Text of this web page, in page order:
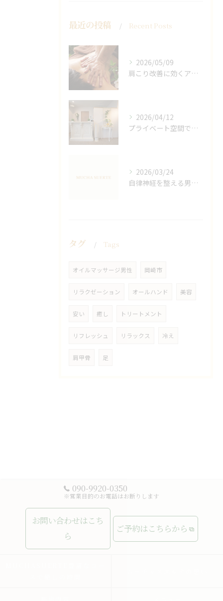
最近の投稿 Recent Posts
2026/05/09
肩こり改善に効くアロマリンパの手技と効果
2026/04/12
プライベート空間で極上アロマリンパケアの効果
2026/03/24
自律神経を整える男性オイルマッサージ
タグ Tags
オイルマッサージ男性 岡崎市
リラクゼーション オールハンド 美容
安い 癒し トリートメント
リフレッシュ リラックス 冷え
肩甲骨 足
090-9920-0350
※営業目的のお電話はお断りします
お問い合わせはこち
ら
ご予約はこちらから